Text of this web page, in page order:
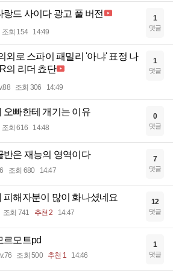
랑드 사이다 광고 풀 버전
조회 154 14:49
1
댓글
외로 스파이 패밀리 '아냐' 표정 나
의 리더 쵸단
조회 306 14:49
1
댓글
오빠한테 개기는 이유
조회 616 14:48
0
댓글
반은 재능의 영역이다
조회 680 14:47
7
댓글
피해자분이 많이 화나셨네요
조회 741 추천 2 14:47
12
댓글
르모트pd
조회 500 추천 1 14:46
1
댓글